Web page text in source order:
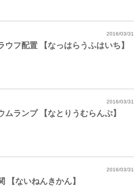
2016/03/31
ウフ配置 【なっはらうふはいち】
2016/03/31
ムランプ 【なとりうむらんぷ】
2016/03/31
【ないねんきかん】